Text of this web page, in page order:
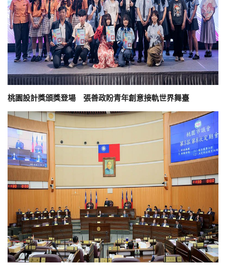
桃園設計獎頒獎登場 張善政盼青年創意接軌世界舞臺